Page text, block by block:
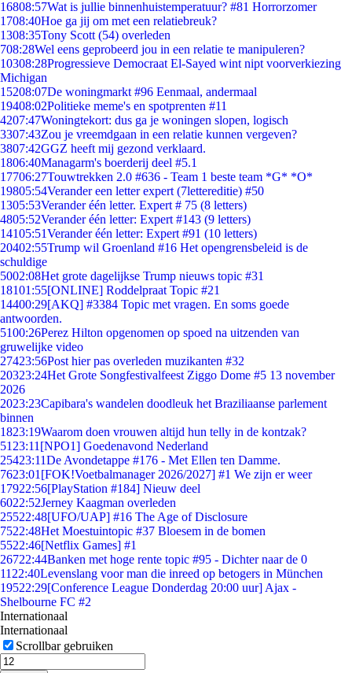
16808:57Wat is jullie binnenhuistemperatuur? #81 Horrorzomer
1708:40Hoe ga jij om met een relatiebreuk?
1308:35Tony Scott (54) overleden
708:28Wel eens geprobeerd jou in een relatie te manipuleren?
10308:28Progressieve Democraat El-Sayed wint nipt voorverkiezing
Michigan
15208:07De woningmarkt #96 Eenmaal, andermaal
19408:02Politieke meme's en spotprenten #11
4207:47Woningtekort: dus ga je woningen slopen, logisch
3307:43Zou je vreemdgaan in een relatie kunnen vergeven?
3807:42GGZ heeft mij gezond verklaard.
1806:40Managarm's boerderij deel #5.1
17706:27Touwtrekken 2.0 #636 - Team 1 beste team *G* *O*
19805:54Verander een letter expert (7lettereditie) #50
1305:53Verander één letter. Expert # 75 (8 letters)
4805:52Verander één letter: Expert #143 (9 letters)
14105:51Verander één letter: Expert #91 (10 letters)
20402:55Trump wil Groenland #16 Het opengrensbeleid is de
schuldige
5002:08Het grote dagelijkse Trump nieuws topic #31
18101:55[ONLINE] Roddelpraat Topic #21
14400:29[AKQ] #3384 Topic met vragen. En soms goede
antwoorden.
5100:26Perez Hilton opgenomen op spoed na uitzenden van
gruwelijke video
27423:56Post hier pas overleden muzikanten #32
20323:24Het Grote Songfestivalfeest Ziggo Dome #5 13 november
2026
2023:23Capibara's wandelen doodleuk het Braziliaanse parlement
binnen
1823:19Waarom doen vrouwen altijd hun telly in de kontzak?
51 23:11 [NPO1] Goedenavond Nederland
25423:11De Avondetappe #176 - Met Ellen ten Damme.
7623:01 [FOK!Voetbalmanager 2026/2027] #1 We zijn er weer
17922:56[PlayStation #184] Nieuw deel
6022:52Jerney Kaagman overleden
25522:48[UFO/UAP] #16 The Age of Disclosure
7522:48Het Moestuintopic #37 Bloesem in de bomen
5522:46[Netflix Games] #1
26722:44Banken met hoge rente topic #95 - Dichter naar de 0
11 22:40Levenslang voor man die inreed op betogers in München
19522:29[Conference League Donderdag 20:00 uur] Ajax -
Shelbourne FC #2
Internationaal
Internationaal
Scrollbar gebruiken